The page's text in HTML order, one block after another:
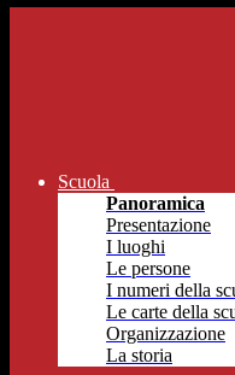
Scuola
Panoramica
Presentazione
I luoghi
Le persone
I numeri della
Le carte della
Organizzazione
La storia